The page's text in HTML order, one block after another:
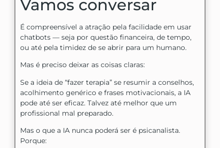
Vamos conversar
É compreensível a atração pela facilidade em usar
chatbots — seja por questão financeira, de tempo,
ou até pela timidez de se abrir para um humano.
Mas é preciso deixar as coisas claras:
Se a ideia de “fazer terapia” se resumir a conselhos,
acolhimento genérico e frases motivacionais, a IA
pode até ser eficaz. Talvez até melhor que um
profissional mal preparado.
Mas o que a IA nunca poderá ser é psicanalista.
Porque: